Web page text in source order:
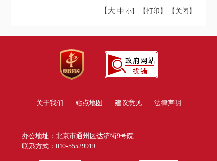
【大 中 小】 【打印 】 【 关闭 】
关于我们 站点地图 建议意见 法律声明
办公地址：北京市通州区达济街9号院
联系方式：010-55529919